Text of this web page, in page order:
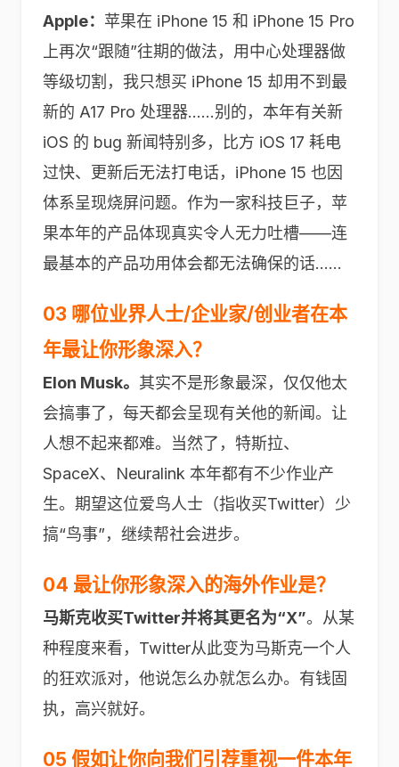
Apple： 苹果在 iPhone 15 和 iPhone 15 Pro
上再次“跟随”往期的做法，用中心处理器做
等级切割，我只想买 iPhone 15 却用不到最
新的 A17 Pro 处理器……别的，本年有关新
iOS 的 bug 新闻特别多，比方 iOS 17 耗电
过快、更新后无法打电话，iPhone 15 也因
体系呈现烧屏问题。作为一家科技巨子，苹
果本年的产品体现真实令人无力吐槽——连
最基本的产品功用体会都无法确保的话……
03 哪位业界人士/企业家/创业者在本
年最让你形象深入？
Elon Musk。 其实不是形象最深，仅仅他太
会搞事了，每天都会呈现有关他的新闻。让
人想不起来都难。当然了，特斯拉、
SpaceX、Neuralink 本年都有不少作业产
生。期望这位爱鸟人士（指收买Twitter）少
搞“鸟事”，继续帮社会进步。
04 最让你形象深入的海外作业是？
马斯克收买Twitter并将其更名为“X”。从某
种程度来看，Twitter从此变为马斯克一个人
的狂欢派对，他说怎么办就怎么办。有钱固
执，高兴就好。
05 假如让你向我们引荐重视一件本年